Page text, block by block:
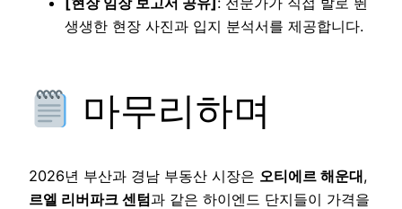
생생한 현장 사진과 입지 분석서를 제공합니다.
마무리하며
2026년 부산과 경남 부동산 시장은 오티에르 해운대,
르엘 리버파크 센텀과 같은 하이엔드 단지들이 가격을